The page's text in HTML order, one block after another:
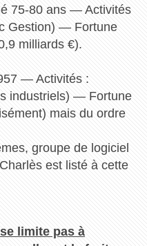
75-80 ans — Activités
Gestion) — Fortune
milliards €).
— Activités :
industriels) — Fortune
mais du ordre
groupe de logiciel
est listé à cette
limite pas à